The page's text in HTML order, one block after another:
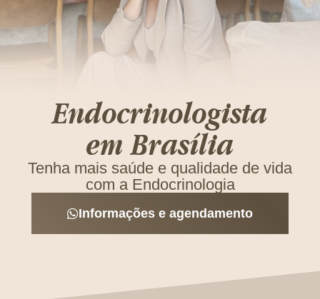
Endocrinologista
em Brasília
Tenha mais saúde e qualidade de vida
com a Endocrinologia
Informações e agendamento